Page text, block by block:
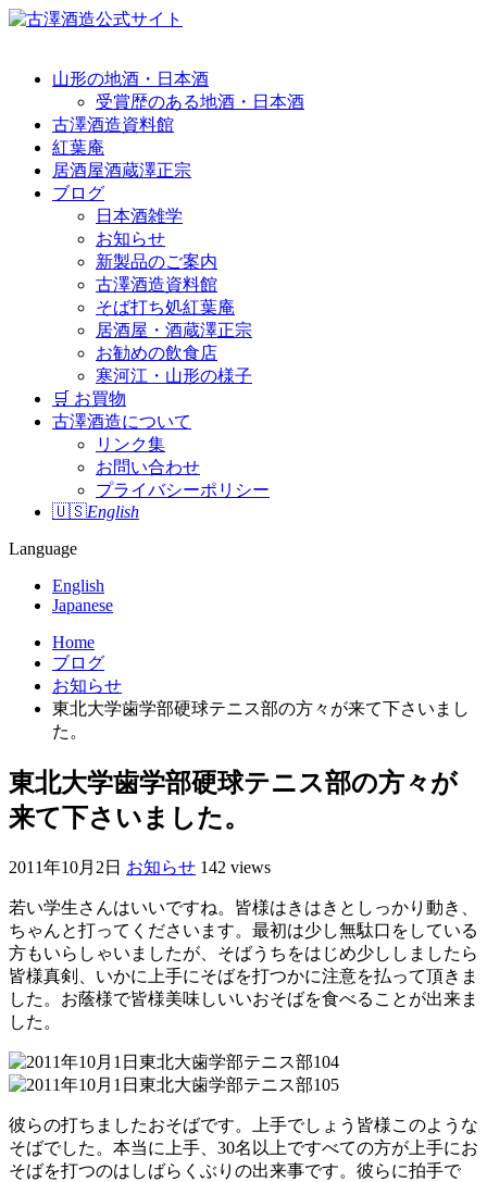
山形の地酒・日本酒
受賞歴のある地酒・日本酒
古澤酒造資料館
紅葉庵
居酒屋酒蔵澤正宗
ブログ
日本酒雑学
お知らせ
新製品のご案内
古澤酒造資料館
そば打ち処紅葉庵
居酒屋・酒蔵澤正宗
お勧めの飲食店
寒河江・山形の様子
🛒 お買物
古澤酒造について
リンク集
お問い合わせ
プライバシーポリシー
🇺🇸English
Language
English
Japanese
Home
ブログ
お知らせ
東北大学歯学部硬球テニス部の方々が来て下さいまし
た。
東北大学歯学部硬球テニス部の方々が
来て下さいました。
2011年10月2日 お知らせ 142 views
若い学生さんはいいですね。皆様はきはきとしっかり動き、
ちゃんと打ってくださいます。最初は少し無駄口をしている
方もいらしゃいましたが、そばうちをはじめ少ししましたら
皆様真剣、いかに上手にそばを打つかに注意を払って頂きま
した。お蔭様で皆様美味しいいおそばを食べることが出来ま
した。
彼らの打ちましたおそばです。上手でしょう皆様このような
そばでした。本当に上手、30名以上ですべての方が上手にお
そばを打つのはしばらくぶりの出来事です。彼らに拍手で